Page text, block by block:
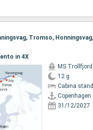
Tromso,
in 4X
MS Trollfjord
12 g
Cabina
Copenhagen
31/12/2027